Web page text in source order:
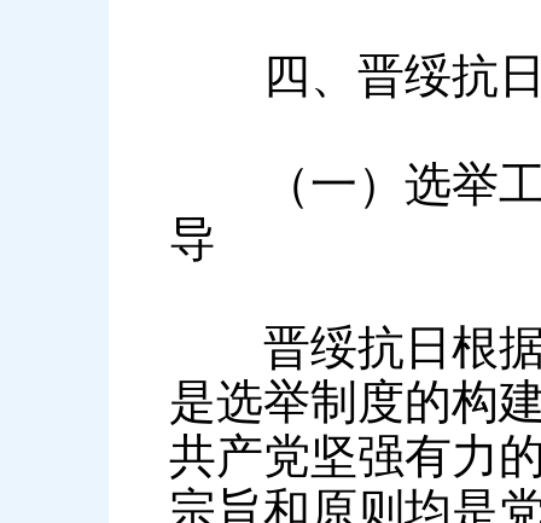
四、晋绥抗日
（一）选举工
导
晋绥抗日根据
是选举制度的构
共产党坚强有力
宗旨和原则均是